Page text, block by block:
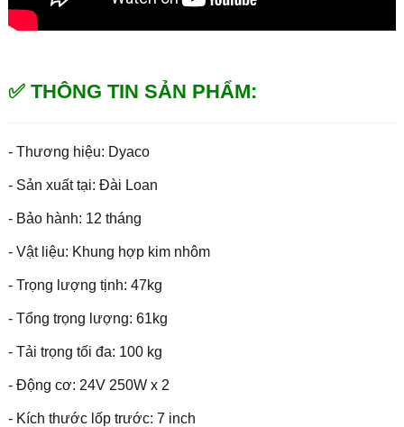
✅ THÔNG TIN SẢN PHẨM:
- Thương hiệu: Dyaco
- Sản xuất tại: Đài Loan
- Bảo hành: 12 tháng
- Vật liệu: Khung hợp kim nhôm
- Trọng lượng tịnh: 47kg
- Tổng trọng lượng: 61kg
- Tải trọng tối đa: 100 kg
- Động cơ: 24V 250W x 2
- Kích thước lốp trước: 7 inch